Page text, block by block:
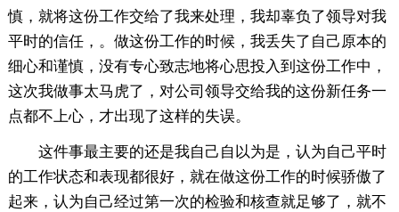
慎，就将这份工作交给了我来处理，我却辜负了领导对我
平时的信任，。做这份工作的时候，我丢失了自己原本的
细心和谨慎，没有专心致志地将心思投入到这份工作中，
这次我做事太马虎了，对公司领导交给我的这份新任务一
点都不上心，才出现了这样的失误。
这件事最主要的还是我自己自以为是，认为自己平时
的工作状态和表现都很好，就在做这份工作的时候骄傲了
起来，认为自己经过第一次的检验和核查就足够了，就不